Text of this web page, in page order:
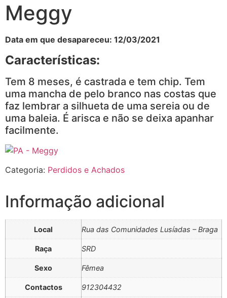
Meggy
Data em que desapareceu: 12/03/2021
Características:
Tem 8 meses, é castrada e tem chip. Tem
uma mancha de pelo branco nas costas que
faz lembrar a silhueta de uma sereia ou de
uma baleia. É arisca e não se deixa apanhar
facilmente.
Categoria: Perdidos e Achados
Informação adicional
Local Rua das Comunidades Lusíadas – Braga
Raça SRD
Sexo Fêmea
Contactos 912304432